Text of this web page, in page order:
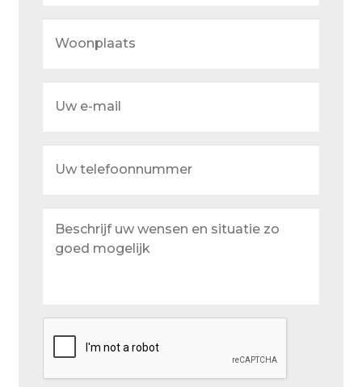
Privacy
Retouren – Geschillen – Garantie
Sample Page
Showroom
Winkelmand
telefoonnummer
uw
wensen